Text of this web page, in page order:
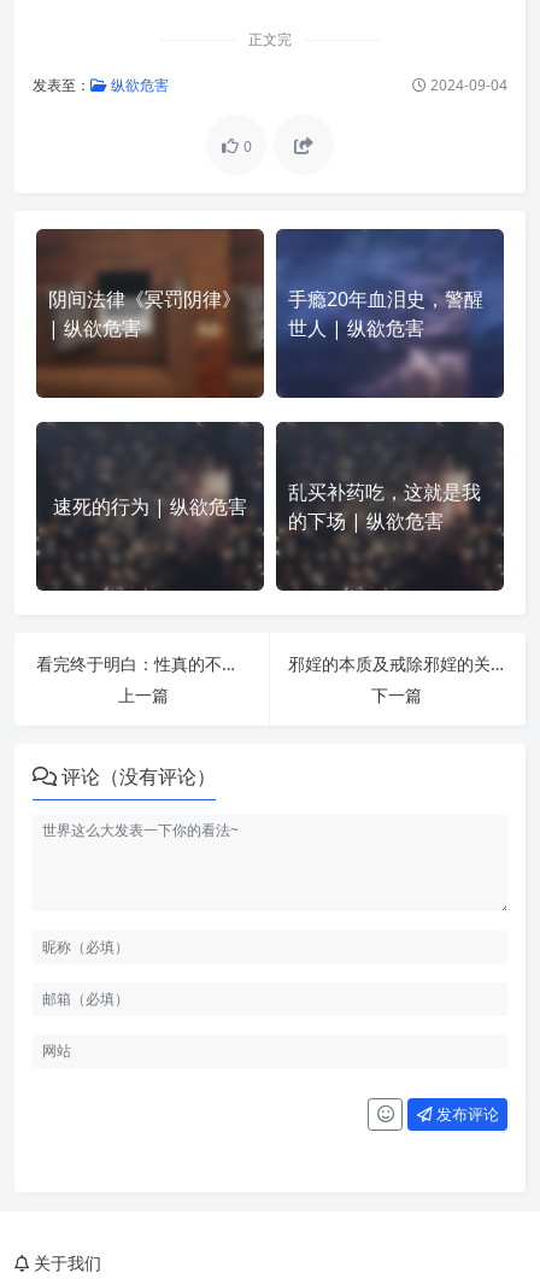
正文完
发表至： 纵欲危害 2024-09-04
0
阴间法律《冥罚阴律》
| 纵欲危害
手瘾20年血泪史，警醒
世人 | 纵欲危害
速死的行为 | 纵欲危害
乱买补药吃，这就是我
的下场 | 纵欲危害
看完终于明白：性真的不是用来享受的 | 纵欲危害
上一篇
邪婬的本质及戒除邪婬的关键 | 纵欲危害
下一篇
评论（没有评论）
发布评论
关于我们